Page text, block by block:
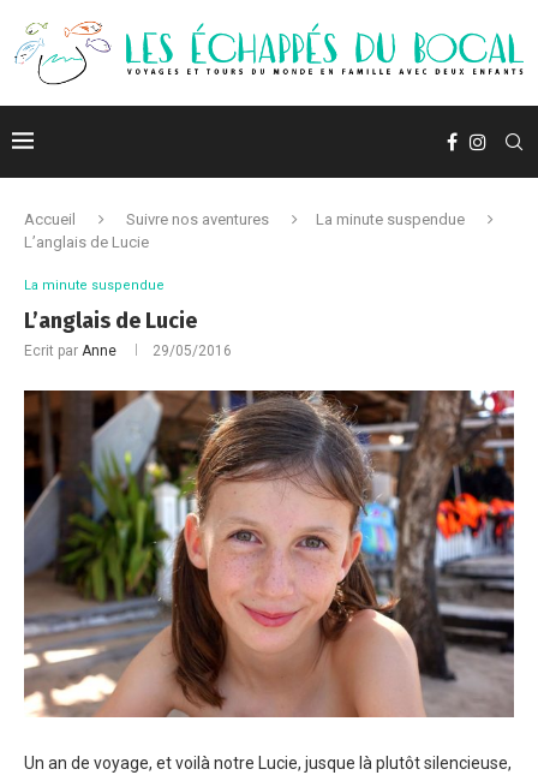
Accueil Suivre nos aventures
La minute suspendue
L’anglais de Lucie
La minute suspendue
L’anglais de Lucie
Ecrit par Anne 29/05/2016
Un an de voyage, et voilà notre Lucie, jusque là plutôt silencieuse,